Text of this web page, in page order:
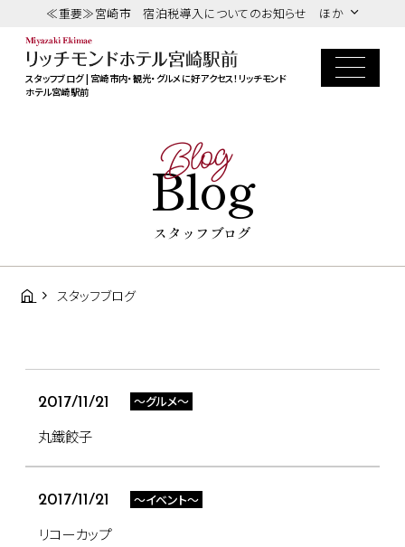
≪重要≫宮崎市 宿泊税導入についてのお知らせ ほか
スタッフブログ | 宮崎市内・観光・グルメに好アクセス！リッチモンド
ホテル宮崎駅前
Blog
Blog
スタッフブログ
スタッフブログ
2017/11/21 ～グルメ～
丸鐵餃子
2017/11/21 ～イベント～
リコーカップ